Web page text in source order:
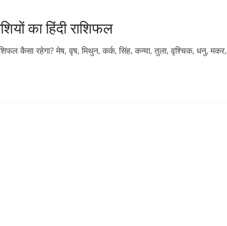
का हिंदी राशिफल
कैसा रहेगा? मेष, वृष, मिथुन, कर्क, सिंह, कन्या, तुला, वृश्चिक, धनु, मकर,